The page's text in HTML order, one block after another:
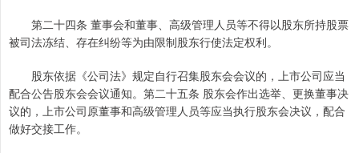
第二十四条 董事会和董事、高级管理人员等不得以股东所持股票
被司法冻结、存在纠纷等为由限制股东行使法定权利。
股东依据《公司法》规定自行召集股东会会议的，上市公司应当
配合公告股东会会议通知。第二十五条 股东会作出选举、更换董事决
议的，上市公司原董事和高级管理人员等应当执行股东会决议，配合
做好交接工作。